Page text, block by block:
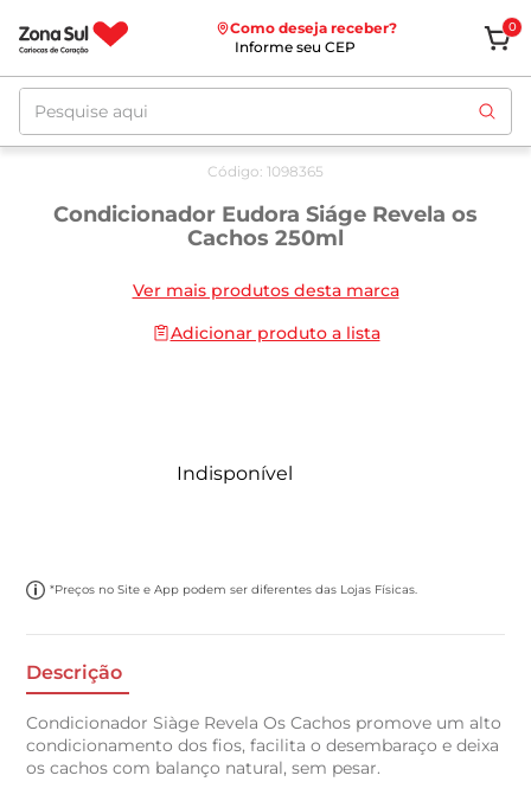
Como deseja receber?
Informe seu CEP
0
Pesquise aqui
Código: 1098365
Condicionador Eudora Siáge Revela os
Cachos 250ml
Ver mais produtos desta marca
Adicionar produto a lista
Indisponível
*Preços no Site e App podem ser diferentes das Lojas Físicas.
Descrição
Condicionador Siàge Revela Os Cachos promove um alto
condicionamento dos fios, facilita o desembaraço e deixa
os cachos com balanço natural, sem pesar.